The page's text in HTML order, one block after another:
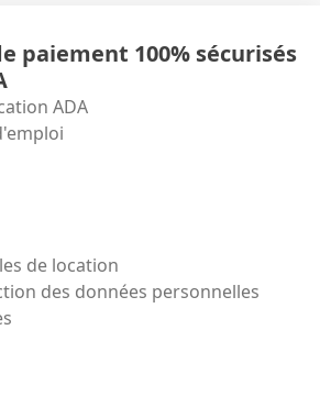
paiement 100% sécurisés
ADA
de location
des données personnelles